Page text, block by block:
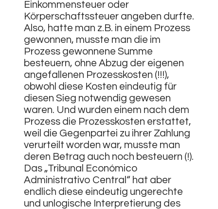
Einkommensteuer oder
Körperschaftssteuer angeben durfte.
Also, hatte man z.B. in einem Prozess
gewonnen, musste man die im
Prozess gewonnene Summe
besteuern, ohne Abzug der eigenen
angefallenen Prozesskosten (!!!),
obwohl diese Kosten eindeutig für
diesen Sieg notwendig gewesen
waren. Und wurden einem nach dem
Prozess die Prozesskosten erstattet,
weil die Gegenpartei zu ihrer Zahlung
verurteilt worden war, musste man
deren Betrag auch noch besteuern (!).
Das „Tribunal Económico
Administrativo Central“ hat aber
endlich diese eindeutig ungerechte
und unlogische Interpretierung des